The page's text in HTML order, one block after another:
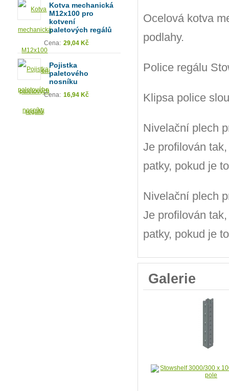
Ocelová kotva
podlahy.
Police regálu
Klipsa police
Nivelační plech
Je profilován
patky, pokud je
Nivelační plech
Je profilován
patky, pokud je
Galerie
Kotva mechanická
M12x100 pro
kotvení
paletových regálů
Cena: 29,04 Kč
Pojistka
paletového
nosníku
Cena: 16,94 Kč